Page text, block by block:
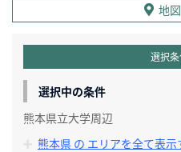
地
選択
選択中の条件
熊本県立大学周辺
熊本県 の エリアを全て表示